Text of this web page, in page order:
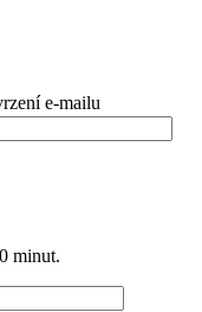
e-mailu
minut.